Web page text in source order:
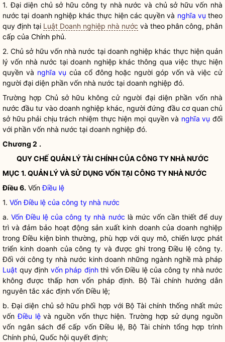
1. Đại diện chủ sở hữu công ty nhà nước và chủ sở hữu vốn nhà
nước tại doanh nghiệp khác thực hiện các quyền và nghĩa vụ theo
quy định tại Luật Doanh nghiệp nhà nước và theo phân công, phân
cấp của Chính phủ.
2. Chủ sở hữu vốn nhà nước tại doanh nghiệp khác thực hiện quản
lý vốn nhà nước tại doanh nghiệp khác thông qua việc thực hiện
quyền và nghĩa vụ của cổ đông hoặc người góp vốn và việc cử
người đại diện phần vốn nhà nước tại doanh nghiệp đó.
Trường hợp Chủ sở hữu không cử người đại diện phần vốn nhà
nước đầu tư vào doanh nghiệp khác, người đứng đầu cơ quan chủ
sở hữu phải chịu trách nhiệm thực hiện mọi quyền và nghĩa vụ đối
với phần vốn nhà nước tại doanh nghiệp đó.
Chương 2 .
QUY CHẾ QUẢN LÝ TÀI CHÍNH CỦACÔNG TY NHÀ NƯỚC
MỤC 1. QUẢN LÝ VÀ SỬ DỤNG VỐN TẠI CÔNG TY NHÀ NƯỚC
Điều 6. VốnĐiều lệ
1. Vốn Điều lệ của công ty nhà nước
a.Vốn Điều lệ của công ty nhà nước là mức vốn cần thiết để duy
trì và đảm bảo hoạt động sản xuất kinh doanh của doanh nghiệp
trong Điều kiện bình thường, phù hợp với quy mô, chiến lược phát
triển kinh doanh của công ty và được ghi trong Điều lệ công ty.
Đối với công ty nhà nước kinh doanh những ngành nghề mà pháp
Luật quy định vốn pháp địnhthì vốn Điều lệ của công ty nhà nước
không được thấp hơnvốn pháp định. Bộ Tài chính hướng dẫn
nguyên tắc xác định vốn Điều lệ;
b. Đại diện chủ sở hữu phối hợp với Bộ Tài chính thống nhất mức
vốnĐiều lệvà nguồn vốn thực hiện. Trường hợp sử dụng nguồn
vốn ngân sách để cấp vốnĐiều lệ, Bộ Tài chính tổng hợp trình
Chính phủ, Quốc hội quyết định;